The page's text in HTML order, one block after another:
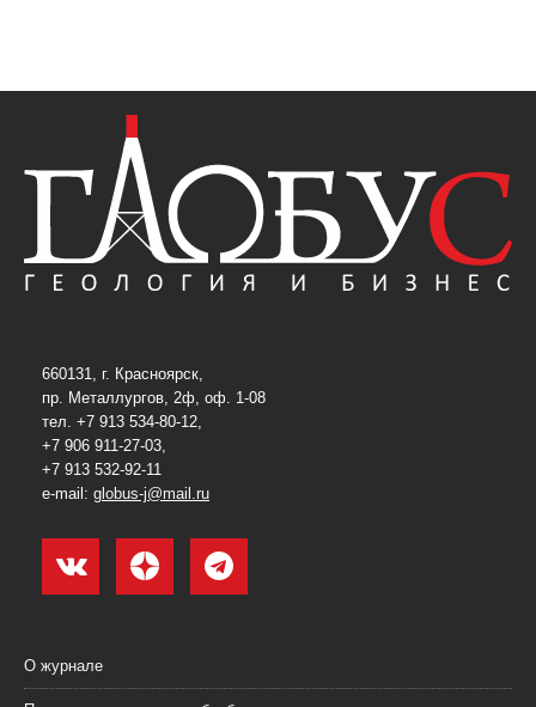
660131, г. Красноярск,
пр. Металлургов, 2ф, оф. 1-08
тел. +7 913 534-80-12,
+7 906 911-27-03,
+7 913 532-92-11
e-mail: globus-j@mail.ru
О журнале